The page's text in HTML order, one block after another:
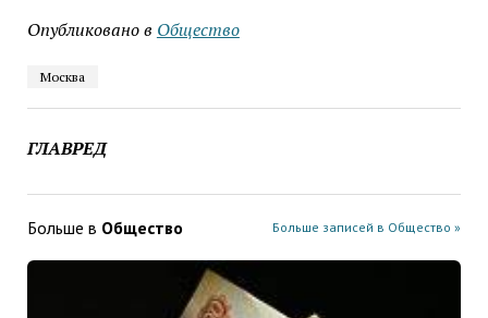
Опубликовано в Общество
Москва
ГЛАВРЕД
Больше в Общество Больше записей в Общество »